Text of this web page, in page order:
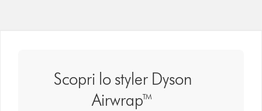
Scopri lo styler Dyson
Airwrap™